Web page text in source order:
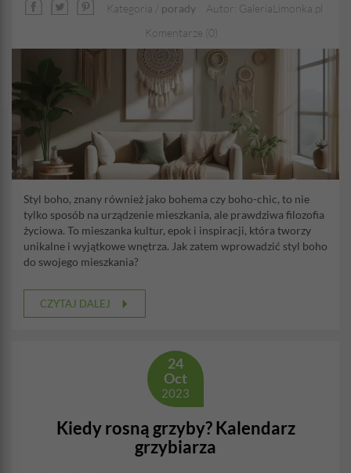
Kategoria / porady
Autor: GaleriaLimonka.pl
Komentarze (0)
Styl boho, znany również jako bohema czy boho-chic, to nie
tylko sposób na urządzenie mieszkania, ale prawdziwa filozofia
życiowa. To mieszanka kultur, epok i inspiracji, która tworzy
unikalne i wyjątkowe wnętrza. Jak zatem wprowadzić styl boho
do swojego mieszkania?
CZYTAJ DALEJ
24
Oct
2023
Kiedy rosną grzyby? Kalendarz
grzybiarza